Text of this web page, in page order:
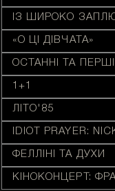
ІЗ ШИРОКО
«О ЦІ ДІВЧАТА»
ОСТАННІ ТА
1+1
ЛІТО'85
IDIOT PRAYER:
ФЕЛЛІНІ ТА ДУХИ
КІНОКОНЦЕРТ: